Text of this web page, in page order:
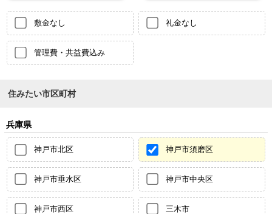
敷金なし 礼金なし
管理費・共益費込み
住みたい市区町村
兵庫県
神戸市北区 神戸市須磨区
神戸市垂水区 神戸市中央区
神戸市西区 三木市